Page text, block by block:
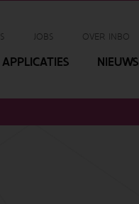
JOBS OVER INBO
NIEUWS